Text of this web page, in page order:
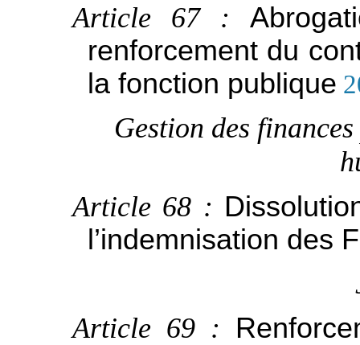
Article 67 :
renforcement du
la fonction publique
Gestion des
Article 68 :
l’indemnisation des
Article 69 :